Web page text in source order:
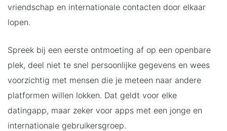
vriendschap en internationale contacten door elkaar
lopen.
Spreek bij een eerste ontmoeting af op een openbare
plek, deel niet te snel persoonlijke gegevens en wees
voorzichtig met mensen die je meteen naar andere
platformen willen lokken. Dat geldt voor elke
datingapp, maar zeker voor apps met een jonge en
internationale gebruikersgroep.